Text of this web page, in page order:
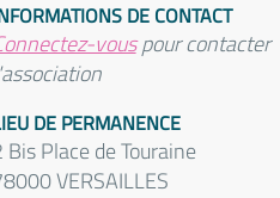
DE CONTACT
vouspour contacter
DE PERMANENCE
Bis Place de Touraine
VERSAILLES